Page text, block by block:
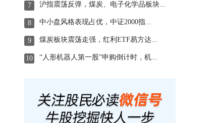
7 沪指震荡反弹，煤炭、电子化学品板块...
8 中小盘风格表现占优，中证2000指...
9 煤炭板块震荡走强，红利ETF易方达...
10 “人形机器人第一股”申购倒计时，机...